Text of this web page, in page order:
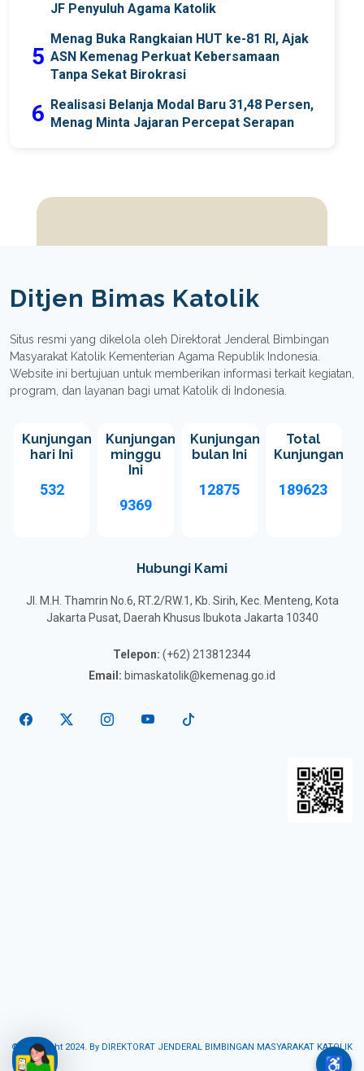
JF Penyuluh Agama Katolik
5
Menag Buka Rangkaian HUT ke-81 RI, Ajak
ASN Kemenag Perkuat Kebersamaan
Tanpa Sekat Birokrasi
6 Realisasi Belanja Modal Baru 31,48 Persen,
Menag Minta Jajaran Percepat Serapan
Ditjen Bimas Katolik
Situs resmi yang dikelola oleh Direktorat Jenderal Bimbingan
Masyarakat Katolik Kementerian Agama Republik Indonesia.
Website ini bertujuan untuk memberikan informasi terkait kegiatan,
program, dan layanan bagi umat Katolik di Indonesia.
Kunjungan
hari Ini
532
Kunjungan
minggu
Ini
9369
Kunjungan
bulan Ini
12875
Total
Kunjungan
189623
Hubungi Kami
Jl. M.H. Thamrin No.6, RT.2/RW.1, Kb. Sirih, Kec. Menteng, Kota
Jakarta Pusat, Daerah Khusus Ibukota Jakarta 10340
Telepon: (+62) 213812344
Email: bimaskatolik@kemenag.go.id
© Copyright 2024. By DIREKTORAT JENDERAL BIMBINGAN MASYARAKAT KATOLIK
♿